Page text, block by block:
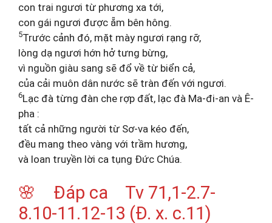
con trai ngươi từ phương xa tới,
con gái ngươi được ẵm bên hông.
5Trước cảnh đó, mặt mày ngươi rạng rỡ,
lòng dạ ngươi hớn hở tưng bừng,
vì nguồn giàu sang sẽ đổ về từ biển cả,
của cải muôn dân nước sẽ tràn đến với ngươi.
6Lạc đà từng đàn che rợp đất, lạc đà Ma-đi-an và Ê-
pha :
tất cả những người từ Sơ-va kéo đến,
đều mang theo vàng với trầm hương,
và loan truyền lời ca tụng Đức Chúa.
🌸 Đáp ca Tv 71,1-2.7-
8.10-11.12-13 (Đ. x. c.11)